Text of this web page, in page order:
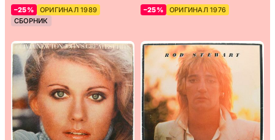
–25%
ОРИГИНАЛ 1989
СБОРНИК
–25% ОРИГИНАЛ 1976